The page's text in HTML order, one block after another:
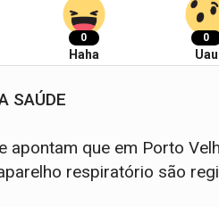
0
Haha
0
Uau
SAÚDE
apontam que em Porto
respiratório são